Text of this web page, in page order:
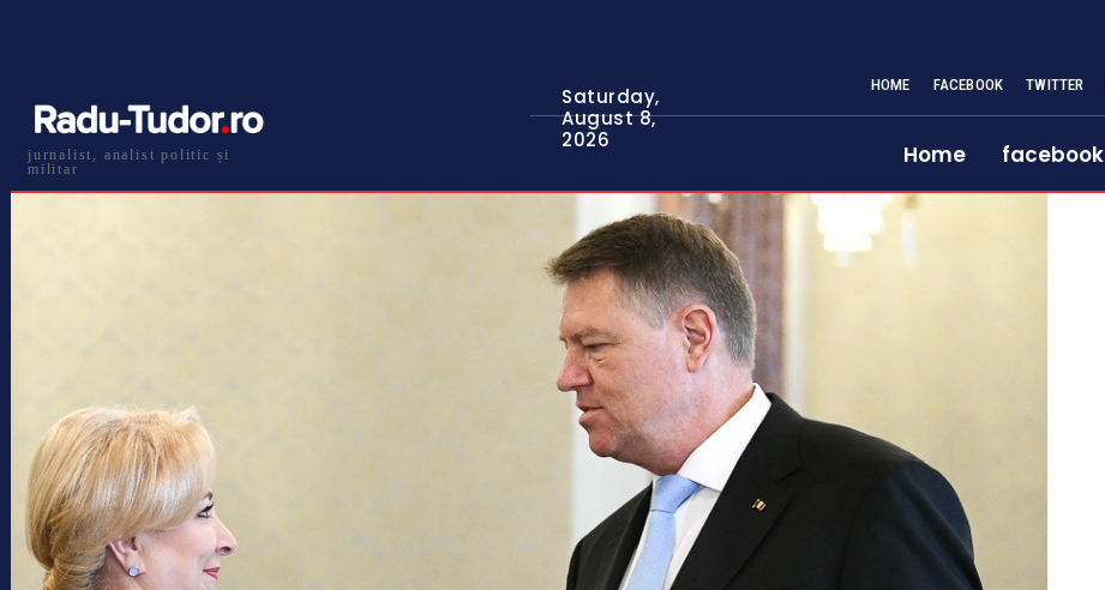
jurnalist, analist politic și
militar
Saturday,
August 8,
2026
HOME FACEBOOK TWITTER
Home facebook